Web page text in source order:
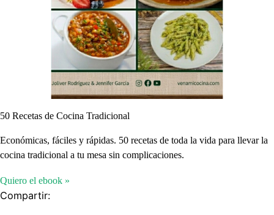
50 Recetas de Cocina Tradicional
Económicas, fáciles y rápidas. 50 recetas de toda la vida para llevar la
cocina tradicional a tu mesa sin complicaciones.
Quiero el ebook »
Compartir: